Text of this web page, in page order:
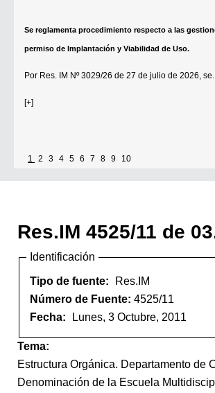
Se reglamenta procedimiento respecto a las
permiso de Implantación y Viabilidad de Uso.
Por Res. IM Nº 3029/26 de 27 de julio de 2026,
[+]
1 2 3 4 5 6 7 8 9 10
Res.IM 4525/11 de
Identificación
Tipo de fuente:
Res.IM
Número de Fuente: 4525/11
Fecha:
Lunes, 3 Octubre, 2011
Tema:
Estructura Orgánica. Departamento de
Denominación de la Escuela